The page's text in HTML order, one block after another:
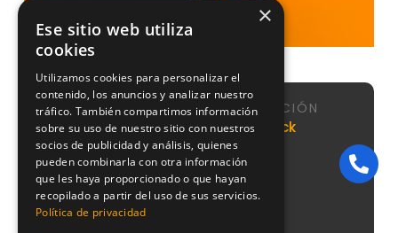
NAVEGACIÓN
Agencia
SEO
Agencia
Google
Ads
Nosotros
Sistema
CMI
Podcast
NeoAttack
Calle de
Sta
Engracia,
151, 1,
puerta 1,
Chamberí,
×
Ese sitio web utiliza
cookies
Utilizamos cookies para personalizar el
contenido, los anuncios y analizar nuestro
tráfico. También compartimos información
sobre su uso de nuestro sitio con nuestros
socios de publicidad y análisis, quienes
pueden combinarla con otra información
que les haya proporcionado o que hayan
recopilado a partir del uso de sus servicios.
Política de privacidad